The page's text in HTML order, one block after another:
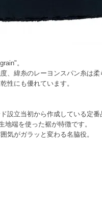
。
、緯糸のレーヨンスパン糸は
性にも優れています。
設立当初から作成している定番
端を使った裾が特徴です。
気がガラッと変わる名脇役。